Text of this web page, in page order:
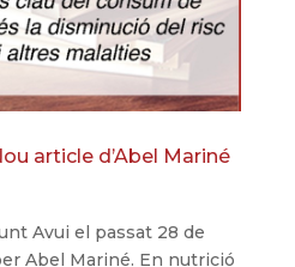
article d’Abel Mariné
Avui el passat 28 de
Abel Mariné. En nutrició